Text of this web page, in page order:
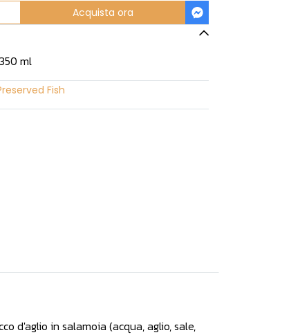
Acquista ora
ml
Fish
d'aglio in salamoia (acqua, aglio, sale,